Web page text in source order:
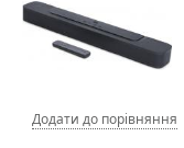
Додати до порівняння